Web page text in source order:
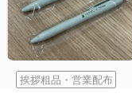
挨拶粗品・営業配布